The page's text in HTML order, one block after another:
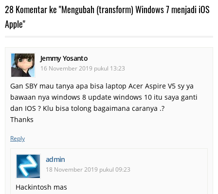
28 Komentar ke "Mengubah (transform) Windows 7 menjadi iOS
Apple"
Jemmy Yosanto
16 November 2019 pukul 13:23
Gan SBY mau tanya apa bisa laptop Acer Aspire V5 sy ya
bawaan nya windows 8 update windows 10 itu saya ganti
dan IOS ? Klu bisa tolong bagaimana caranya .?
Thanks
Reply
admin
18 November 2019 pukul 09:23
Hackintosh mas